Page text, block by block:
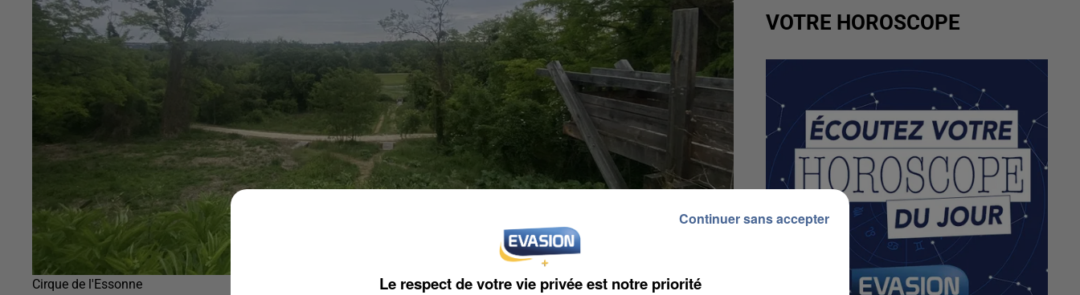
Cirque de l'Essonne
VOTRE HOROSCOPE
Le respect de votre vie privée est notre priorité
Continuer sans accepter